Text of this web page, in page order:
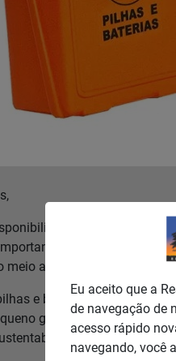
uma caixa na
para garantir que
ambiente.
e baterias, façam o
gesto que faz uma
Eu aceito que a
de navegação de
acesso rápido
navegando, você